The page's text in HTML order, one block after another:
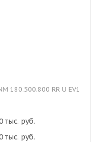
180.500.800 RR U EV1
тыс. руб.
тыс. руб.